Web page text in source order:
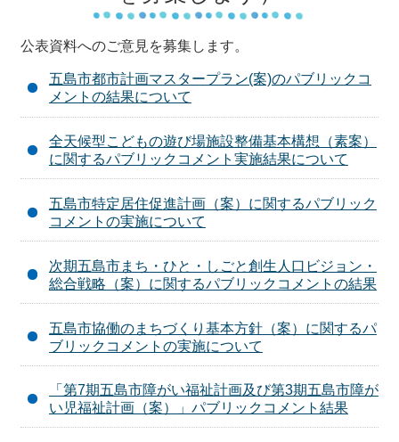
公表資料へのご意見を募集します。
五島市都市計画マスタープラン(案)のパブリックコ
メントの結果について
全天候型こどもの遊び場施設整備基本構想（素案）
に関するパブリックコメント実施結果について
五島市特定居住促進計画（案）に関するパブリック
コメントの実施について
次期五島市まち・ひと・しごと創生人口ビジョン・
総合戦略（案）に関するパブリックコメントの結果
五島市協働のまちづくり基本方針（案）に関するパ
ブリックコメントの実施について
「第7期五島市障がい福祉計画及び第3期五島市障が
い児福祉計画（案）」パブリックコメント結果